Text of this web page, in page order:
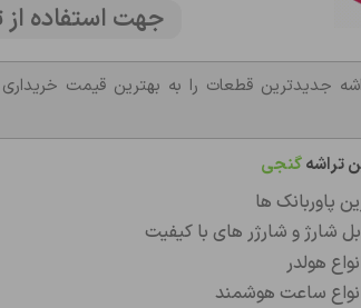
جهت استفاده از
جدیدترین قطعات را به بهترین قیمت خریداری
تراشهگنجی
پاوربانک ها
شارژ و شارژر های با کیفیت
هولدر
ساعت هوشمند
کابل شارژ کابل شارژ اورجينال دوسرتايپ سی s21